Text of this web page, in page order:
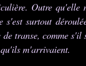
*
Outre
surtout
transe, comme s'il
m'arrivaient.